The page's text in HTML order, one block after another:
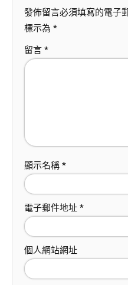
發佈留言必須填寫的電子
標示為 *
留言 *
顯示名稱 *
電子郵件地址 *
個人網站網址